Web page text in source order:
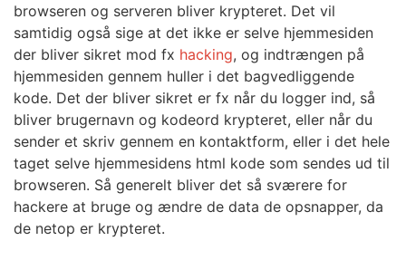
browseren og serveren bliver krypteret. Det vil
samtidig også sige at det ikke er selve hjemmesiden
der bliver sikret mod fx hacking, og indtrængen på
hjemmesiden gennem huller i det bagvedliggende
kode. Det der bliver sikret er fx når du logger ind, så
bliver brugernavn og kodeord krypteret, eller når du
sender et skriv gennem en kontaktform, eller i det hele
taget selve hjemmesidens html kode som sendes ud til
browseren. Så generelt bliver det så sværere for
hackere at bruge og ændre de data de opsnapper, da
de netop er krypteret.